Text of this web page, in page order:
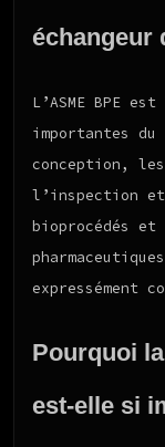
échangeur
L’ASME BPE
importantes
conception,
l’inspection et
bioprocédés et
expressément
Pourquoi
est-elle si